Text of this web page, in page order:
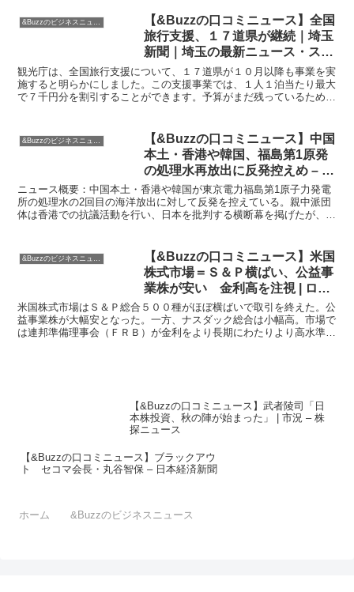
&Buzzのビジネスニュース
【&Buzzの口コミニュース】全国
旅行支援、１７道県が継続｜埼玉
新聞｜埼玉の最新ニュース・スポ
ーツ・地域の話題
観光庁は、全国旅行支援について、１７道県が１０月以降も事業を実
施すると明らかにしました。この支援事業では、１人１泊当たり最大
で７千円分を割引することができます。予算がまだ残っているため、
【&Buzzの口コミニュース】中国
本土・香港や韓国、福島第1原発
の処理水再放出に反発控えめ – 日
本経済新聞
ニュース概要：中国本土・香港や韓国が東京電力福島第1原子力発電
所の処理水の2回目の海洋放出に対して反発を控えている。親中派団
体は香港での抗議活動を行い、日本を批判する横断幕を掲げたが、参
&Buzzのビジネスニュース
【&Buzzの口コミニュース】米国
株式市場＝Ｓ＆Ｐ横ばい、公益事
業株が安い 金利高を注視 | ロイ
ター
米国株式市場はＳ＆Ｐ総合５００種がほぼ横ばいで取引を終えた。公
益事業株が大幅安となった。一方、ナスダック総合は小幅高。市場で
は連邦準備理事会（ＦＲＢ）が金利をより長期にわたりより高水準に
【&Buzzの口コミニュース】武者陵司「日
本株投資、秋の陣が始まった」 | 市況 – 株
探ニュース
【&Buzzの口コミニュース】ブラックアウ
ト セコマ会長・丸谷智保 – 日本経済新聞
ホーム &Buzzのビジネスニュース